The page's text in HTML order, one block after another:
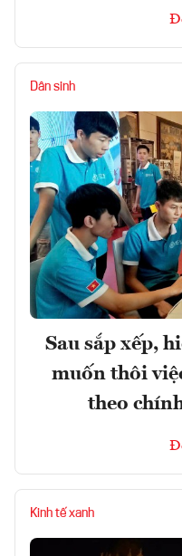
Dân sinh
Sau sắp xếp,
muốn thôi
theo
Kinh tế xanh